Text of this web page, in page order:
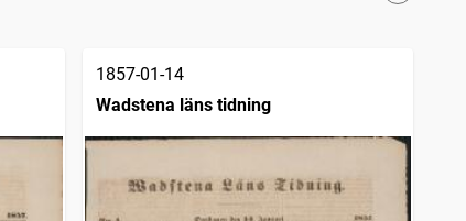
1857-01-14
Wadstena läns tidning